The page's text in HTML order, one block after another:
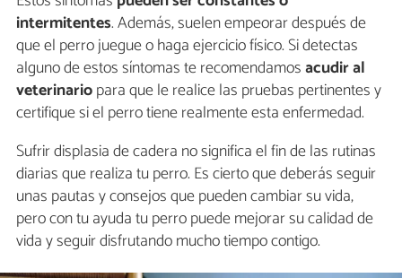
intermitentes. Además, suelen empeorar después de
que el perro juegue o haga ejercicio físico. Si detectas
alguno de estos síntomas te recomendamosacudir al
veterinariopara que le realice las pruebas pertinentes y
certifique si el perro tiene realmente esta enfermedad.
Sufrir displasia de cadera no significa el fin de las rutinas
diarias que realiza tu perro. Es cierto que deberás seguir
unas pautas y consejos que pueden cambiar su vida,
pero con tu ayuda tu perro puede mejorar su calidad de
vida y seguir disfrutando mucho tiempo contigo.